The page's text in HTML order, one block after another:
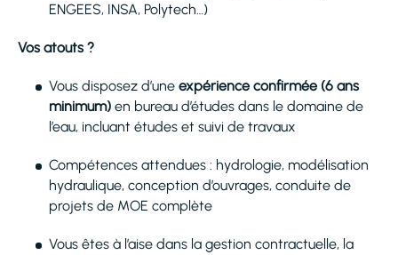
ENGEES, INSA, Polytech…)
Vos atouts ?
Vous disposez d’une expérience confirmée (6 ans
minimum) en bureau d’études dans le domaine de
l’eau, incluant études et suivi de travaux
Compétences attendues : hydrologie, modélisation
hydraulique, conception d’ouvrages, conduite de
projets de MOE complète
Vous êtes à l’aise dans la gestion contractuelle, la